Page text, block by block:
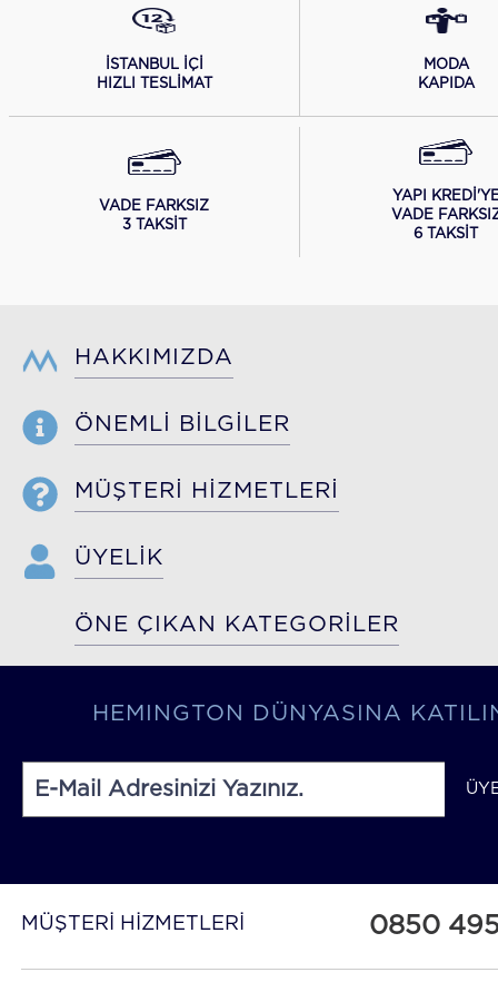
İSTANBUL İÇİ
HIZLI TESLİMAT
MODA
KAPIDA
VADE FARKSIZ
3 TAKSİT
YAPI
VADE
6 TAKSİT
HAKKIMIZDA
ÖNEMLİ BİLGİLER
MÜŞTERİ HİZMETLERİ
ÜYELİK
ÖNE ÇIKAN KATEGORİLER
HEMINGTON DÜNYASINA
MÜŞTERİ HİZMETLERİ 0850